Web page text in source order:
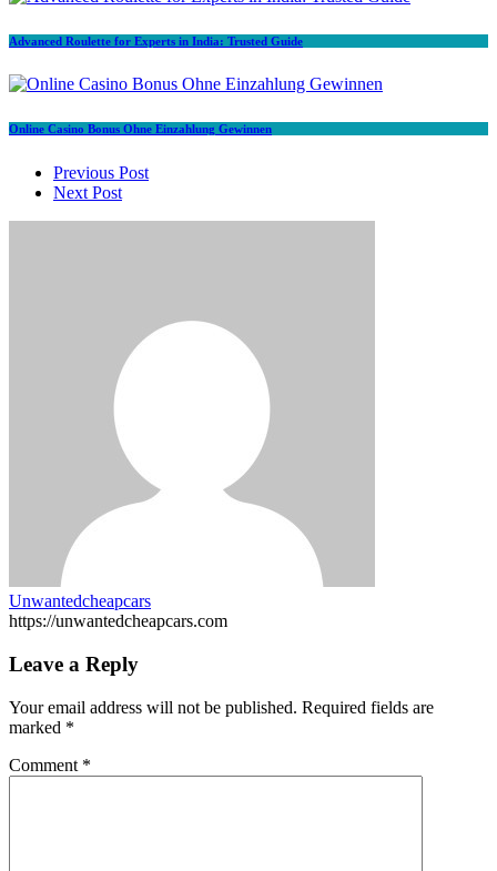
Advanced Roulette for Experts in India: Trusted Guide
Online Casino Bonus Ohne Einzahlung Gewinnen
Post
navigation
Previous Post
Next Post
Unwantedcheapcars
https://unwantedcheapcars.com
Leave a Reply
Your email address will not be published. Required fields are
marked *
Comment *